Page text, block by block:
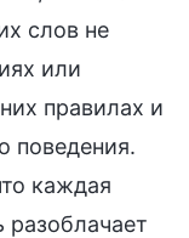
слов не
или
правилах и
поведения.
каждая
разоблачает